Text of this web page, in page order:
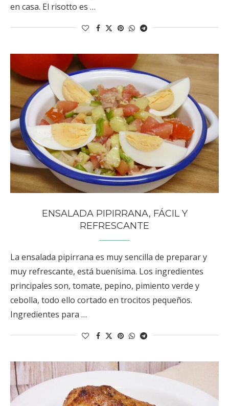
en casa. El risotto es …
ENSALADA PIPIRRANA, FÁCIL Y
REFRESCANTE
La ensalada pipirrana es muy sencilla de preparar y
muy refrescante, está buenísima. Los ingredientes
principales son, tomate, pepino, pimiento verde y
cebolla, todo ello cortado en trocitos pequeños.
Ingredientes para …